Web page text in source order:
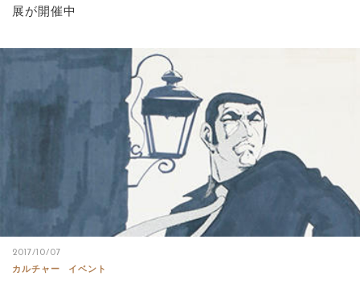
展が開催中
2017/10/07
カルチャー
イベント